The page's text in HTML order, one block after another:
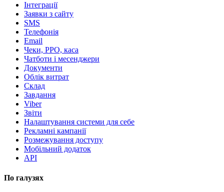
Інтеграції
Заявки з сайту
SMS
Телефонія
Email
Чеки, РРО, каса
Чатботи і месенджери
Документи
Облік витрат
Склад
Завдання
Viber
Звіти
Налаштування системи для себе
Рекламні кампанії
Розмежування доступу
Мобільний додаток
API
По галузях